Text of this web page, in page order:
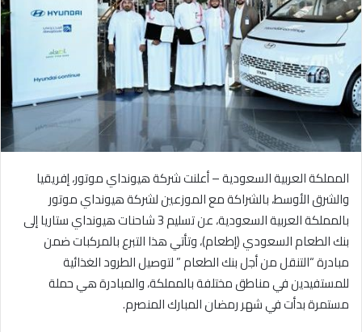
ي
د
ا
إ
ل
ك
ت
ر
ن
ي
ا
المملكة العربية السعودية – أعلنت شركة هيونداي موتور، إفريقيا
والشرق الأوسط، بالشراكة مع الموزعين لشركة هيونداي موتور
بالمملكة العربية السعودية، عن تسليم 3 شاحنات هيونداي ستاريا إلى
بنك الطعام السعودي (إطعام)، وتأتي هذا التبرع بالمركبات ضمن
مبادرة “التنقل من أجل بنك الطعام ” لتوصيل الطرود الغذائية
للمستفيدين في مناطق مختلفة بالمملكة، والمبادرة هي حملة
مستمرة بدأت في شهر رمضان المبارك المنصرم.